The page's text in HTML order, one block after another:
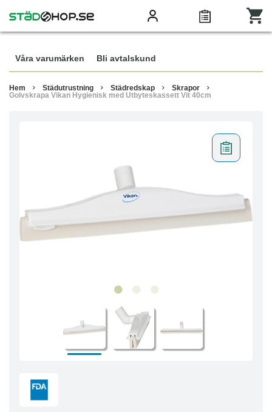
Våra varumärken Bli avtalskund
Hem Städutrustning Städredskap
Skrapor
Golvskrapa Vikan Hygienisk med Utbyteskassett Vit 40cm